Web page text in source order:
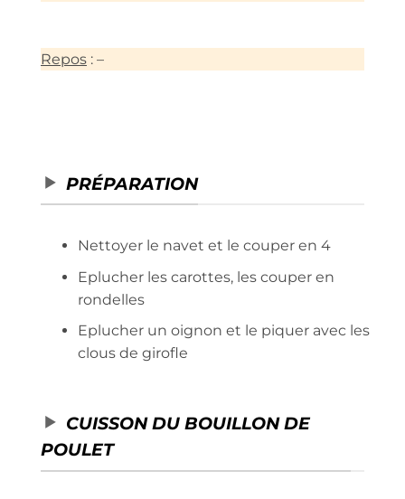
Repos : –
PRÉPARATION
Nettoyer le navet et le couper en 4
Eplucher les carottes, les couper en
rondelles
Eplucher un oignon et le piquer avec les
clous de girofle
CUISSON DU BOUILLON DE
POULET